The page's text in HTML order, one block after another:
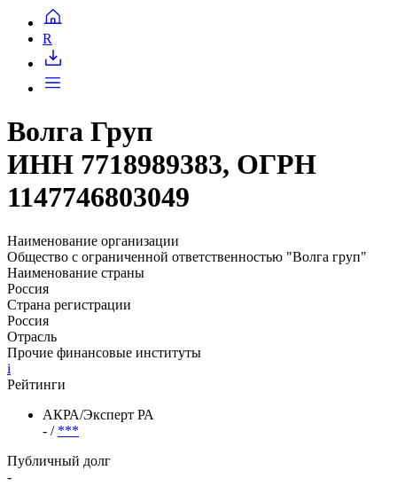
R
Волга Груп
ИНН 7718989383, ОГРН
1147746803049
Наименование организации
Общество с ограниченной ответственностью "Волга груп"
Наименование страны
Россия
Страна регистрации
Россия
Отрасль
Прочие финансовые институты
i
Рейтинги
АКРА/Эксперт РА
- / ***
Публичный долг
-